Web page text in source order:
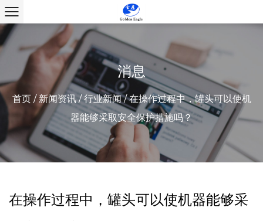
消息
首页/ 新闻资讯/行业新闻/在操作过程中，罐头可以使机
器能够采取安全保护措施吗？
在操作过程中，罐头可以使机器能够采